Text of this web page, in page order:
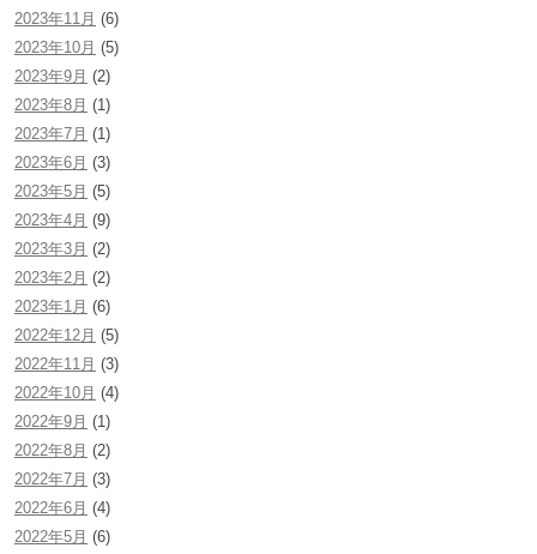
2023年11月 (6)
2023年10月 (5)
2023年9月 (2)
2023年8月 (1)
2023年7月 (1)
2023年6月 (3)
2023年5月 (5)
2023年4月 (9)
2023年3月 (2)
2023年2月 (2)
2023年1月 (6)
2022年12月 (5)
2022年11月 (3)
2022年10月 (4)
2022年9月 (1)
2022年8月 (2)
2022年7月 (3)
2022年6月 (4)
2022年5月 (6)